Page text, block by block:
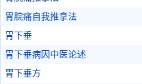
胃脘痛自我推拿法
胃下垂
胃下垂病因中医论述
胃下垂方